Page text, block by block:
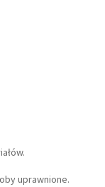
uprawnione.